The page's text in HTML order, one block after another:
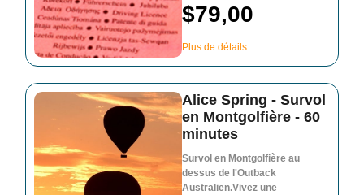
$79,00
Plus de détails
Alice Spring - Survol
en Montgolfière - 60
minutes
Survol en Montgolfière au
dessus de l'Outback
Australien.Vivez une